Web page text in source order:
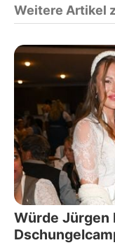
Weitere Artikel
Würde Jürgen